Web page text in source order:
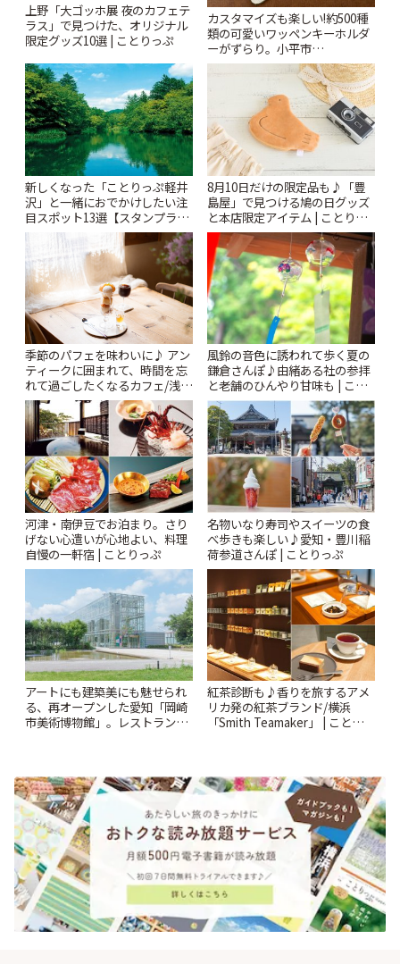
上野「大ゴッホ展 夜のカフェテ
ラス」で見つけた、オリジナル
限定グッズ10選 | ことりっぷ
カスタマイズも楽しい!約500種
類の可愛いワッペンキーホルダ
ーがずらり。小平市
「Kimamaya T&K」 | ことりっ
新しくなった「ことりっぷ軽井
沢」と一緒におでかけしたい注
目スポット13選【スタンプラリ
ー開催中】 | ことりっぷ
8月10日だけの限定品も♪「豊
島屋」で見つける鳩の日グッズ
と本店限定アイテム | ことりっ
ぷ
季節のパフェを味わいに♪ アン
ティークに囲まれて、時間を忘
れて過ごしたくなるカフェ/浅草
「annorum cafe」 | ことりっぷ
風鈴の音色に誘われて歩く夏の
鎌倉さんぽ♪由緒ある社の参拝
と老舗のひんやり甘味も | こと
りっぷ
河津・南伊豆でお泊まり。さり
げない心遣いが心地よい、料理
自慢の一軒宿 | ことりっぷ
名物いなり寿司やスイーツの食
べ歩きも楽しい♪愛知・豊川稲
荷参道さんぽ | ことりっぷ
アートにも建築美にも魅せられ
る、再オープンした愛知「岡崎
市美術博物館」。レストランや
紅茶診断も♪香りを旅するアメ
リカ発の紅茶ブランド/横浜
「Smith Teamaker」 | ことりっ